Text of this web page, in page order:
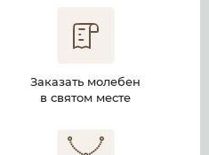
Заказать молебен
в святом месте